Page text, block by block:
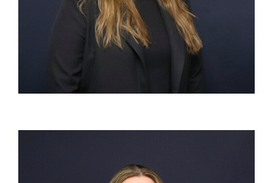
Administratie & Grafisch vormgever